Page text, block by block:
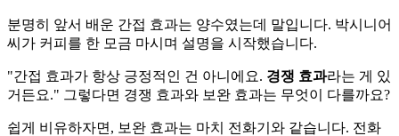
분명히 앞서 배운 간접 효과는 양수였는데 말입니다. 박시니어
씨가 커피를 한 모금 마시며 설명을 시작했습니다.
"간접 효과가 항상 긍정적인 건 아니에요. 경쟁 효과라는 게 있
거든요." 그렇다면 경쟁 효과와 보완 효과는 무엇이 다를까요?
쉽게 비유하자면, 보완 효과는 마치 전화기와 같습니다. 전화